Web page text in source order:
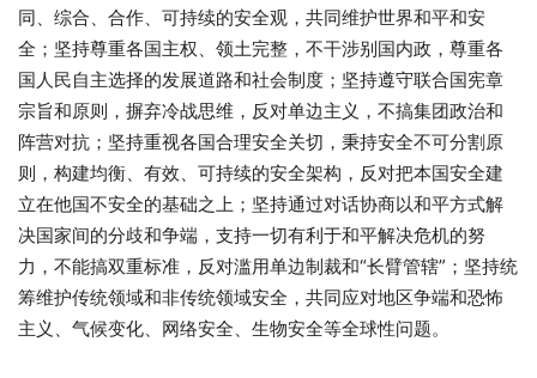
同、综合、合作、可持续的安全观，共同维护世界和平和安
全；坚持尊重各国主权、领土完整，不干涉别国内政，尊重各
国人民自主选择的发展道路和社会制度；坚持遵守联合国宪章
宗旨和原则，摒弃冷战思维，反对单边主义，不搞集团政治和
阵营对抗；坚持重视各国合理安全关切，秉持安全不可分割原
则，构建均衡、有效、可持续的安全架构，反对把本国安全建
立在他国不安全的基础之上；坚持通过对话协商以和平方式解
决国家间的分歧和争端，支持一切有利于和平解决危机的努
力，不能搞双重标准，反对滥用单边制裁和“长臂管辖”；坚持统
筹维护传统领域和非传统领域安全，共同应对地区争端和恐怖
主义、气候变化、网络安全、生物安全等全球性问题。